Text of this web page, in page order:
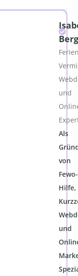
und
Als
von
Fewo-
Hilfe,
und